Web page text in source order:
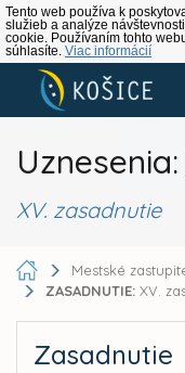
Tento web používa k
služieb a analýze
cookie. Používaním tohto
súhlasíte. Viac informácií
Uznesenia:
XV. zasadnutie
Mestské
ZASADNUTIE: XV.
Zasadnutie